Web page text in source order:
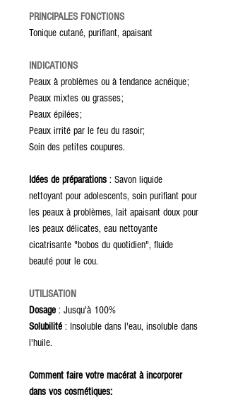
PRINCIPALES FONCTIONS
Tonique cutané, purifiant, apaisant
INDICATIONS
Peaux à problèmes ou à tendance acnéique;
Peaux mixtes ou grasses;
Peaux épilées;
Peaux irrité par le feu du rasoir;
Soin des petites coupures.
Idées de préparations : Savon liquide
nettoyant pour adolescents, soin purifiant pour
les peaux à problèmes, lait apaisant doux pour
les peaux délicates, eau nettoyante
cicatrisante "bobos du quotidien", fluide
beauté pour le cou.
UTILISATION
Dosage : Jusqu'à 100%
Solubilité : Insoluble dans l'eau, insoluble dans
l'huile.
Comment faire votre macérat à incorporer
dans vos cosmétiques: